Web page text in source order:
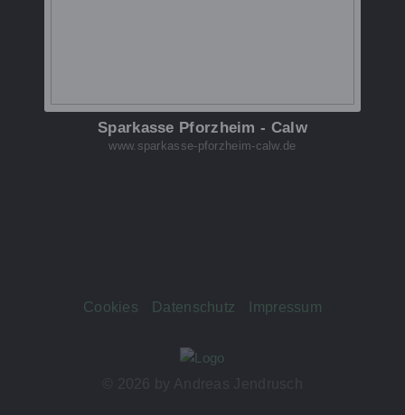
Sparkasse Pforzheim - Calw
www.sparkasse-pforzheim-calw.de
Cookies Datenschutz Impressum